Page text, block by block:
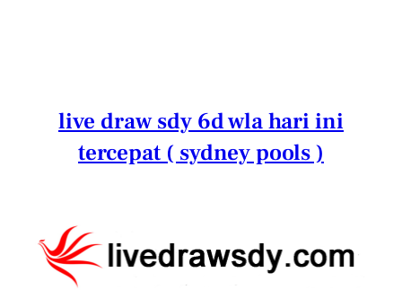
live draw sdy 6d wla hari ini
tercepat ( sydney pools )